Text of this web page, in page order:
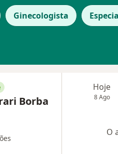
Ginecologista
Borba
Hoje
8 Ago
O